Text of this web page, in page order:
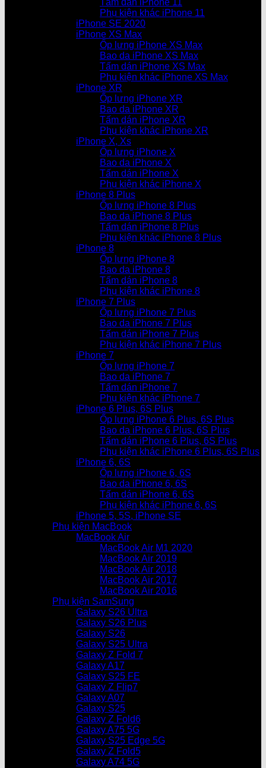
Tấm dán iPhone 11
Phụ kiện khác iPhone 11
iPhone SE 2020
iPhone XS Max
Ốp lưng iPhone XS Max
Bao da iPhone XS Max
Tấm dán iPhone XS Max
Phụ kiện khác iPhone XS Max
iPhone XR
Ốp lưng iPhone XR
Bao da iPhone XR
Tấm dán iPhone XR
Phụ kiện khác iPhone XR
iPhone X, Xs
Ốp lưng iPhone X
Bao da iPhone X
Tấm dán iPhone X
Phụ kiện khác iPhone X
iPhone 8 Plus
Ốp lưng iPhone 8 Plus
Bao da iPhone 8 Plus
Tấm dán iPhone 8 Plus
Phụ kiện khác iPhone 8 Plus
iPhone 8
Ốp lưng iPhone 8
Bao da iPhone 8
Tấm dán iPhone 8
Phụ kiện khác iPhone 8
iPhone 7 Plus
Ốp lưng iPhone 7 Plus
Bao da iPhone 7 Plus
Tấm dán iPhone 7 Plus
Phụ kiện khác iPhone 7 Plus
iPhone 7
Ốp lưng iPhone 7
Bao da iPhone 7
Tấm dán iPhone 7
Phụ kiện khác iPhone 7
iPhone 6 Plus, 6S Plus
Ốp lưng iPhone 6 Plus, 6S Plus
Bao da iPhone 6 Plus, 6S Plus
Tấm dán iPhone 6 Plus, 6S Plus
Phụ kiện khác iPhone 6 Plus, 6S Plus
iPhone 6, 6S
Ốp lưng iPhone 6, 6S
Bao da iPhone 6, 6S
Tấm dán iPhone 6, 6S
Phụ kiện khác iPhone 6, 6S
iPhone 5, 5S, iPhone SE
Phụ kiện MacBook
MacBook Air
MacBook Air M1 2020
MacBook Air 2019
MacBook Air 2018
MacBook Air 2017
MacBook Air 2016
Phụ kiện SamSung
Galaxy S26 Ultra
Galaxy S26 Plus
Galaxy S26
Galaxy S25 Ultra
Galaxy Z Fold 7
Galaxy A17
Galaxy S25 FE
Galaxy Z Flip7
Galaxy A07
Galaxy S25
Galaxy Z Fold6
Galaxy A75 5G
Galaxy S25 Edge 5G
Galaxy Z Fold5
Galaxy A74 5G